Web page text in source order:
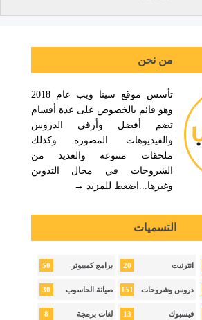
من نحن
تأسس موقع سينا ويب عام 2018
وهو قائم بالخصوص على عدة أقسام
تضم أفضل وأرقى الدروس
والفيديوهات المصورة وكذلك
ملحقات متنوعة والعديد من
الشروحات في مجال التدوين
وغيرها... اضغط للمزيد →
التسميات
انترنيت 20 برامج كمبيوتر 50
دروس وشروحات 151 صيانة الحاسوب 30
فيسبوك 13 لغات برمجة 8